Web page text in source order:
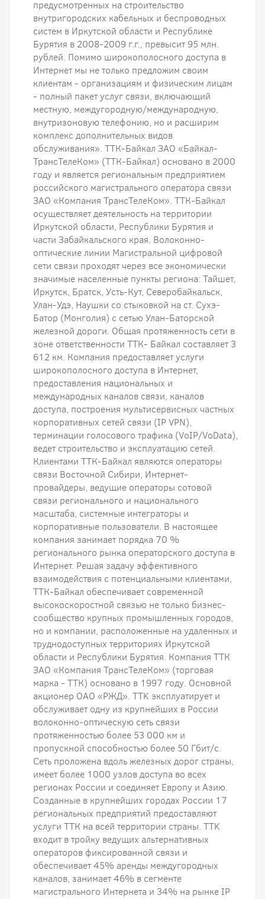
предусмотренных на строительство
внутригородских кабельных и беспроводных
систем в Иркутской области и Республике
Бурятия в 2008-2009 г.г., превысит 95 млн.
рублей. Помимо широкополосного доступа в
Интернет мы не только предложим своим
клиентам - организациям и физическим лицам
- полный пакет услуг связи, включающий
местную, междугородную/международную,
внутризоновую телефонию, но и расширим
комплекс дополнительных видов
обслуживания». ТТК-Байкал ЗАО «Байкал-
ТрансТелеКом» (ТТК-Байкал) основано в 2000
году и является региональным предприятием
российского магистрального оператора связи
ЗАО «Компания ТрансТелеКом». ТТК-Байкал
осуществляет деятельность на территории
Иркутской области, Республики Бурятия и
части Забайкальского края. Волоконно-
оптические линии Магистральной цифровой
сети связи проходят через все экономически
значимые населенные пункты региона: Тайшет,
Иркутск, Братск, Усть-Кут, Северобайкальск,
Улан-Удэ, Наушки со стыковкой на ст. Сухэ-
Батор (Монголия) с сетью Улан-Баторской
железной дороги. Общая протяженность сети в
зоне ответственности ТТК- Байкал составляет 3
612 км. Компания предоставляет услуги
широкополосного доступа в Интернет,
предоставления национальных и
международных каналов связи, каналов
доступа, построения мультисервисных частных
корпоративных сетей связи (IP VPN),
терминации голосового трафика (VoIP/VoData),
ведет строительство и эксплуатацию сетей.
Клиентами ТТК-Байкал являются операторы
связи Восточной Сибири, Интернет-
провайдеры, ведущие операторы сотовой
связи регионального и национального
масштаба, системные интеграторы и
корпоративные пользователи. В настоящее
компания занимает порядка 70 %
регионального рынка операторского доступа в
Интернет. Решая задачу эффективного
взаимодействия с потенциальными клиентами,
ТТК-Байкал обеспечивает современной
высокоскоростной связью не только бизнес-
сообщество крупных промышленных городов,
но и компании, расположенные на удаленных и
труднодоступных территориях Иркутской
области и Республики Бурятия. Компания ТТК
ЗАО «Компания ТрансТелеКом» (торговая
марка - ТТК) основано в 1997 году. Основной
акционер ОАО «РЖД». TTK эксплуатирует и
обслуживает одну из крупнейших в России
волоконно-оптическую сеть связи
протяженностью более 53 000 км и
пропускной способностью более 50 Гбит/с.
Сеть проложена вдоль железных дорог страны,
имеет более 1000 узлов доступа во всех
регионах России и соединяет Европу и Азию.
Созданные в крупнейших городах России 17
региональных предприятий предоставляют
услуги ТТК на всей территории страны. TTK
входит в тройку ведущих альтернативных
операторов фиксированной связи и
обеспечивает 45% аренды междугородных
каналов, занимает 46% в сегменте
магистрального Интернета и 34% на рынке IP